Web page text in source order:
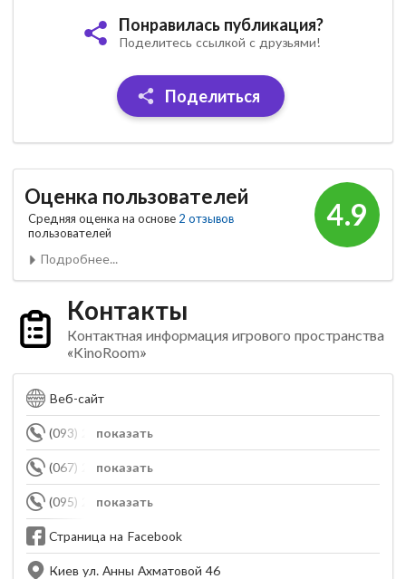
Понравилась публикация?
Поделитесь ссылкой с друзьями!
Поделиться
4.9
Оценка пользователей
Средняя оценка на основе 2 отзывов
пользователей
Подробнее...
Контакты
Контактная информация игрового пространства
«KinoRoom»
Веб-сайт
показать
(093) 260-44-55
показать
(067) 260-44-55
показать
(095) 260-44-55
Страница на Facebook
Киев ул. Анны Ахматовой 46